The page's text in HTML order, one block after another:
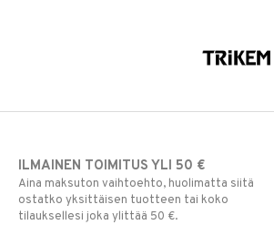
ILMAINEN TOIMITUS YLI 50 €
Aina maksuton vaihtoehto, huolimatta siitä
ostatko yksittäisen tuotteen tai koko
tilauksellesi joka ylittää 50 €.